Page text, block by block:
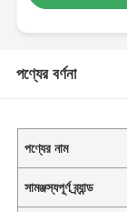
পণ্যের বর্ণনা
পণ্যের নাম
সামঞ্জস্যপূর্ণ ব্র্যান্ড